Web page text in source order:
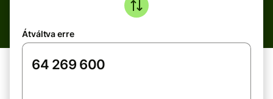
Átváltva erre